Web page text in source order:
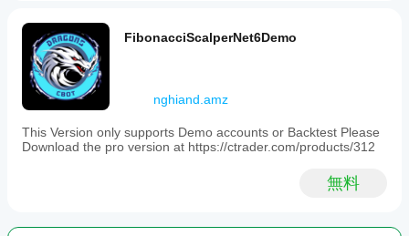
FibonacciScalperNet6Demo
nghiand.amz
This Version only supports Demo accounts or Backtest Please
Download the pro version at https://ctrader.com/products/312
無料